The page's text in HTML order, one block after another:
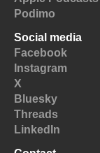
Podimo
Social media
Facebook
Instagram
X
Bluesky
Threads
LinkedIn